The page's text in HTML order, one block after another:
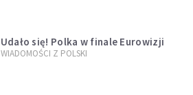
Udało się! Polka w finale Eurowizji
WIADOMOŚCI Z POLSKI